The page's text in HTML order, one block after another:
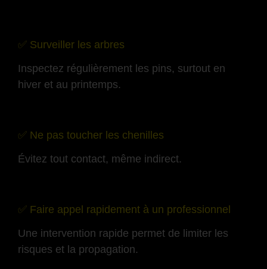
✅ Surveiller les arbres
Inspectez régulièrement les pins, surtout en
hiver et au printemps.
✅ Ne pas toucher les chenilles
Évitez tout contact, même indirect.
✅ Faire appel rapidement à un professionnel
Une intervention rapide permet de limiter les
risques et la propagation.